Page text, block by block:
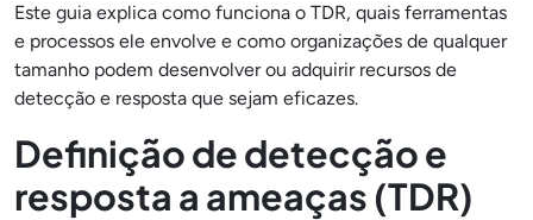
Este guia explica como funciona o TDR, quais ferramentas
e processos ele envolve e como organizações de qualquer
tamanho podem desenvolver ou adquirir recursos de
detecção e resposta que sejam eficazes.
Definição de detecção e
resposta a ameaças (TDR)